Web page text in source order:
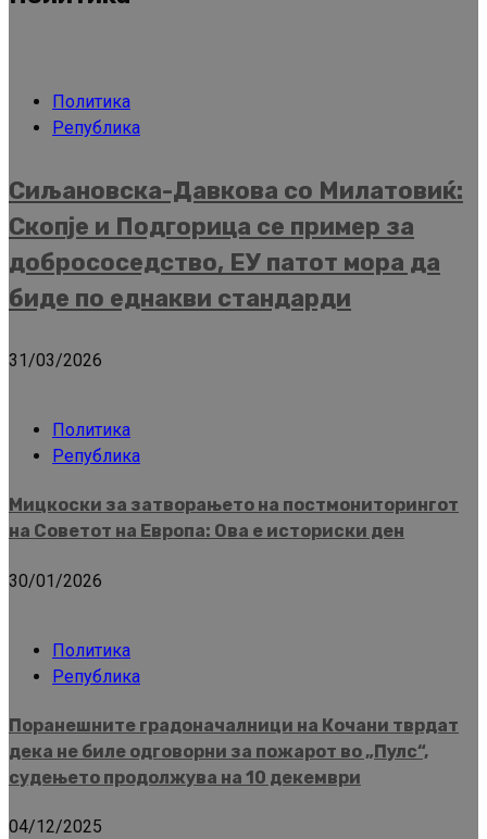
Политика
Република
Сиљановска-Давкова со Милатовиќ:
Скопје и Подгорица се пример за
добрососедство, ЕУ патот мора да
биде по еднакви стандарди
31/03/2026
Политика
Република
Мицкоски за затворањето на постмониторингот
на Советот на Европа: Ова е историски ден
30/01/2026
Политика
Република
Поранешните градоначалници на Кочани тврдат
дека не биле одговорни за пожарот во „Пулс“,
судењето продолжува на 10 декември
04/12/2025